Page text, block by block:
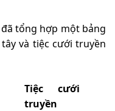
tổng hợp một bảng
và tiệc cưới truyền
Tiệc cưới
truyền